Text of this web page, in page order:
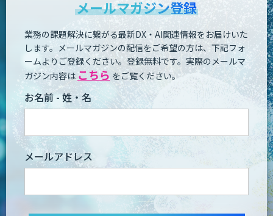
メールマガジン登録
業務の課題解決に繋がる最新DX・AI関連情報をお届けいた
します。 メールマガジンの配信をご希望の方は、下記フォ
ームよりご登録ください。登録無料です。 実際のメールマ
ガジン内容は こちら をご覧ください。
お名前 - 姓・名
メールアドレス